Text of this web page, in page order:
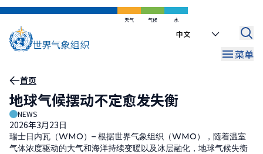
跳
天气 气候 水
Select
菜单
面
包
屑
首页
地球气候摆动不定愈发失衡
NEWS
2026年3月23日
瑞士日内瓦（WMO）– 根据世界气象组织（WMO），随着温室
气体浓度驱动的大气和海洋持续变暖以及冰层融化，地球气候失衡